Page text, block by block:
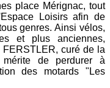
place Mérignac, tout
Loisirs afin de
genres. Ainsi vélos,
et plus anciennes,
curé de la
de perdurer à
des motards "Les